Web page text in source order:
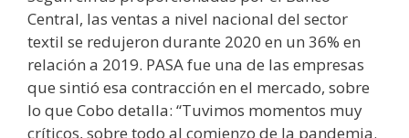
Central, las ventas a nivel nacional del sector
textil se redujeron durante 2020 en un 36% en
relación a 2019. PASA fue una de las empresas
que sintió esa contracción en el mercado, sobre
lo que Cobo detalla: “Tuvimos momentos muy
críticos, sobre todo al comienzo de la pandemia.